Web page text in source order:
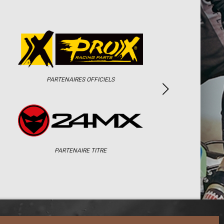
PARTENAIRES OFFICIELS
PARTENAIRE TITRE